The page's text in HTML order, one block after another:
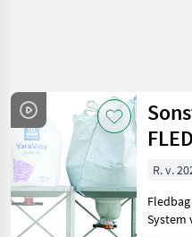
Kategorie 3 Země
AKTUÁLNÍ
CESTA
poľnohospodárska
technika
Obnovit
Zobrazit
výsledků
R. v.
Fledbag
System